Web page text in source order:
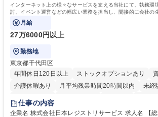
インターネット上の様々なサービスを支える当社にて、執務環
討、イベント運営などの幅広い業務を担当し、間接的に会社の
ている部署です。
月給
27万6000円以上
勤務地
東京都千代田区
年間休日120日以上
ストックオプションあり
介護休暇あり
月平均残業時間20時間以内
未経
住宅手当あり
完全週休2日制
交通費支給 駅近5分以内 土
仕事の内容
企業名 株式会社日本レジストリサービス 求人名 【総務】未経験歓迎◎/リ